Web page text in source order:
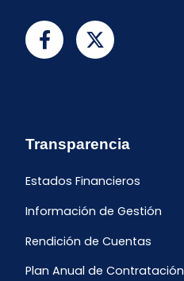
Transparencia
Estados Financieros
Información de Gestión
Rendición de Cuentas
Plan Anual de Contratación